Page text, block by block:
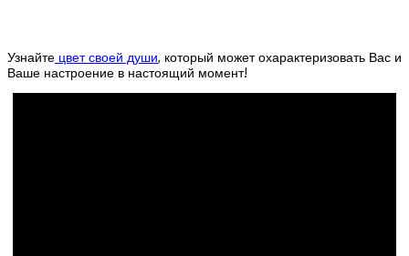
Узнайте цвет своей души, который может охарактеризовать Вас и
Ваше настроение в настоящий момент!